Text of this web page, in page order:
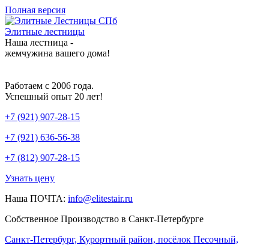
Полная версия
Элитные лестницы
Наша лестница -
жемчужина вашего дома!
Работаем с 2006 года.
Успешный опыт 20 лет!
+7 (921) 907-28-15
+7 (921) 636-56-38
+7 (812) 907-28-15
Узнать цену
Наша ПОЧТА: info@elitestair.ru
Собственное Производство в Санкт-Петербурге
Санкт-Петербург, Курортный район, посёлок Песочный,